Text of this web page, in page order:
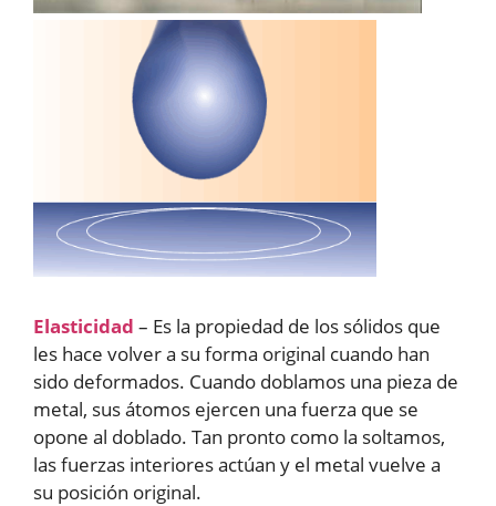
Elasticidad – Es la propiedad de los sólidos que
les hace volver a su forma original cuando han
sido deformados. Cuando doblamos una pieza de
metal, sus átomos ejercen una fuerza que se
opone al doblado. Tan pronto como la soltamos,
las fuerzas interiores actúan y el metal vuelve a
su posición original.